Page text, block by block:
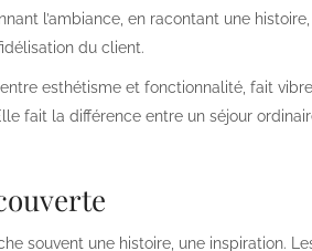
l’ambiance, en racontant une
du client.
esthétisme et fonctionnalité, fait
fait la différence entre un séjour
souvent une histoire, une inspiration.